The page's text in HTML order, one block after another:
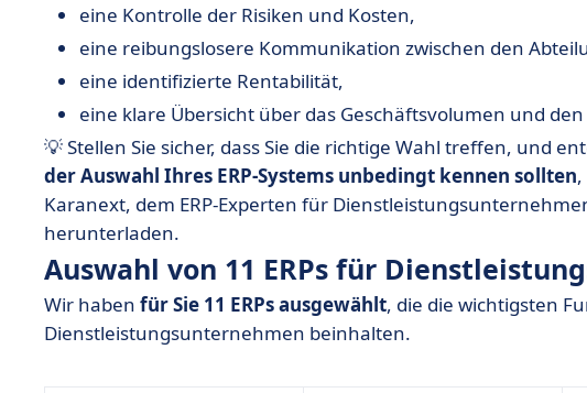
eine Kontrolle der Risiken und Kosten,
eine reibungslosere Kommunikation zwischen den
eine identifizierte Rentabilität,
eine klare Übersicht über das Geschäftsvolumen und
💡 Stellen Sie sicher, dass Sie die richtige Wahl treffen, und
der Auswahl Ihres ERP-Systems unbedingt kennen sollten
Karanext, dem ERP-Experten für
herunterladen.
Auswahl von 11 ERPs für
Wir haben für Sie 11 ERPs ausgewählt, die die wichtigsten
Dienstleistungsunternehmen beinhalten.